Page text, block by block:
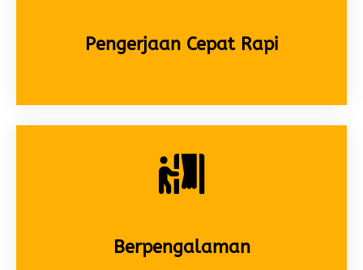
Pengerjaan Cepat Rapi
Berpengalaman